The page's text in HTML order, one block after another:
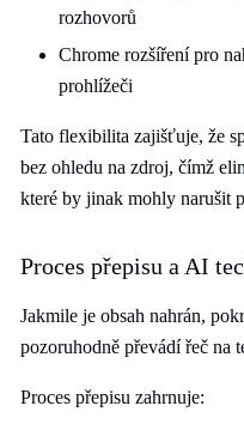
rozhovorů
Chrome rozšíření pro
prohlížeči
Tato flexibilita zajišťuje, že
bez ohledu na zdroj, čímž
které by jinak mohly narušit
Proces přepisu a AI
Jakmile je obsah nahrán,
pozoruhodně převádí řeč na
Proces přepisu zahrnuje: